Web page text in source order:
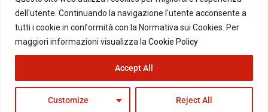
dell'utente. Continuando la navigazione l'utente acconsente a
tutti i cookie in conformità con la Normativa sui Cookies. Per
maggiori informazioni visualizza la Cookie Policy
Customize Reject All
Accept All
© Copyright 2026 - Il Blog di Beppe Grillo. All Rights Reserved - Powered by
happygrafic.com